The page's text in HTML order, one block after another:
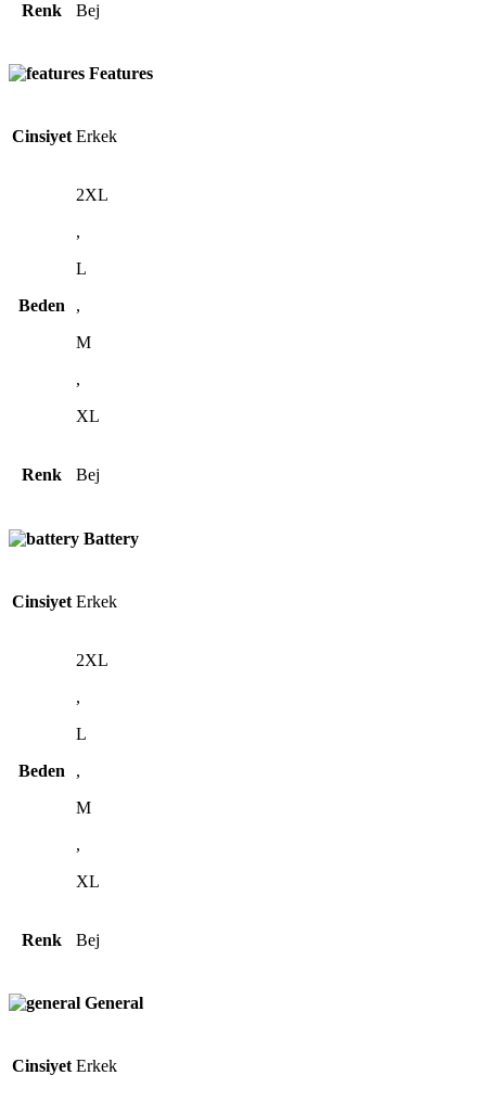
Renk Bej
Features
Cinsiyet Erkek
Beden
2XL
,
L
,
M
,
XL
Renk Bej
Battery
Cinsiyet Erkek
Beden
2XL
,
L
,
M
,
XL
Renk Bej
General
Cinsiyet Erkek